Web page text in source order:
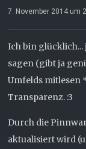
7. November 2014 um
Ich bin glücklich...
sagen (gibt ja
Umfelds mitlesen
Transparenz. :3
Durch die
aktualisiert wird